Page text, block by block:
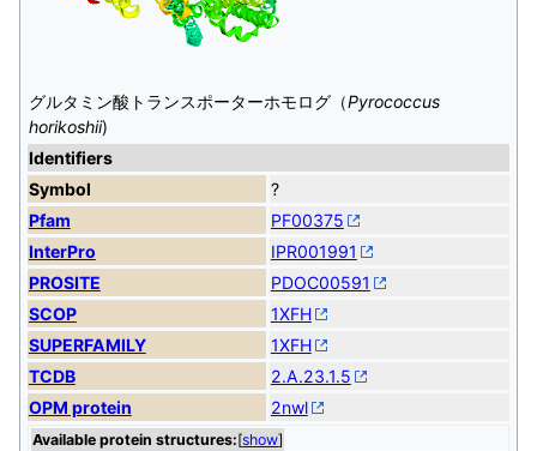
グルタミン酸トランスポーターホモログ（Pyrococcus
horikoshii)
Identifiers
Symbol
?
Pfam
PF00375
InterPro
IPR001991
PROSITE
PDOC00591
SCOP
1XFH
SUPERFAMILY
1XFH
TCDB
2.A.23.1.5
OPM protein
2nwl
[show]
Available protein structures: